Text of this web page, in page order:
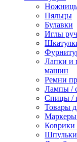
Пяльцы
Булавки
Иглы
Лапки и
машин
Ремни
Лампы /
Спицы /
Товары
Маркеры
Коврики
Шпульки